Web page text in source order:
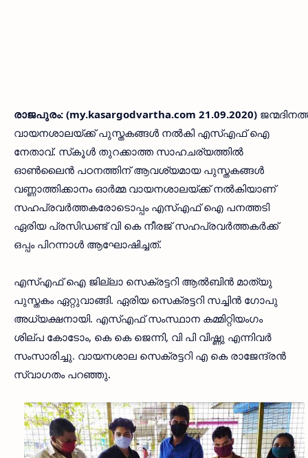
രാജപുരം: (my.kasargodvartha.com 21.09.2020)
വായനശാലയ്ക്ക് പുസ്തകങ്ങൾ നല്‍കി എസ്എഫ് ഐ
നേതാവ്. സ്‌കൂള്‍ തുറക്കാത്ത സാഹചര്യത്തില്‍
ഓണ്‍ലൈന്‍ പഠനത്തിന് ആവശ്യമായ പുസ്തകങ്ങള്‍
വണ്ണാത്തിക്കാനം ഓര്‍മ്മ വായനശാലയ്ക്ക് നല്‍കിയാണ്
സഹപ്രവര്‍ത്തകരോടൊപ്പം എസ്എഫ് ഐ പനത്തടി
ഏരിയ പ്രസിഡണ്ട് വി കെ നീരജ് സഹപ്രവര്‍ത്തകര്‍ക്ക്
ഒപ്പം പിറന്നാള്‍ ആഘോഷിച്ചത്.
എസ്എഫ് ഐ ജില്ലാ സെക്രട്ടറി ആല്‍ബിന്‍ മാത്യു
പുസ്തകം ഏറ്റുവാങ്ങി. ഏരിയ സെക്രട്ടറി സച്ചിന്‍ ഗോപു
അധ്യക്ഷനായി. എസ്എഫ് സംസ്ഥാന കമ്മിറ്റിയംഗം
ശില്പ കോടോം, കെ കെ ജെന്നി, വി പി വിഷ്ണു എന്നിവര്‍
സംസാരിച്ചു. വായനശാല സെക്രട്ടറി എ കെ രാജേന്ദ്രന്‍
സ്വാഗതം പറഞ്ഞു.